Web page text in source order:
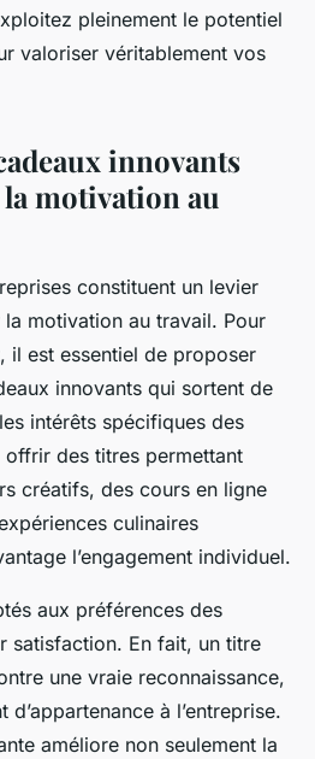
pleinement le potentiel
valoriser véritablement vos
innovants
motivation au
constituent un levier
motivation au travail. Pour
il est essentiel de proposer
innovants qui sortent de
intérêts spécifiques des
offrir des titres permettant
créatifs, des cours en ligne
culinaires
l’engagement individuel.
aux préférences des
satisfaction. En fait, un titre
une vraie reconnaissance,
à l’entreprise.
améliore non seulement la